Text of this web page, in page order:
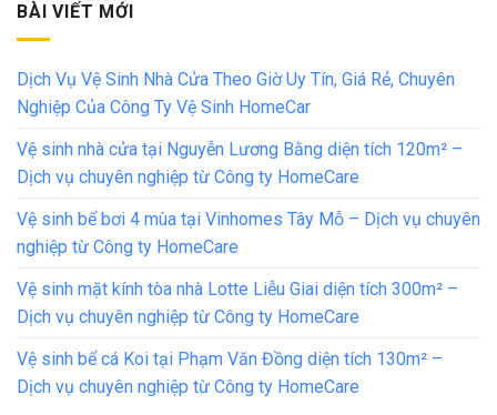
BÀI VIẾT MỚI
Dịch Vụ Vệ Sinh Nhà Cửa Theo Giờ Uy Tín, Giá Rẻ, Chuyên
Nghiệp Của Công Ty Vệ Sinh HomeCar
Vệ sinh nhà cửa tại Nguyễn Lương Bằng diện tích 120m² –
Dịch vụ chuyên nghiệp từ Công ty HomeCare
Vệ sinh bể bơi 4 mùa tại Vinhomes Tây Mỗ – Dịch vụ chuyên
nghiệp từ Công ty HomeCare
Vệ sinh mặt kính tòa nhà Lotte Liễu Giai diện tích 300m² –
Dịch vụ chuyên nghiệp từ Công ty HomeCare
Vệ sinh bể cá Koi tại Phạm Văn Đồng diện tích 130m² –
Dịch vụ chuyên nghiệp từ Công ty HomeCare